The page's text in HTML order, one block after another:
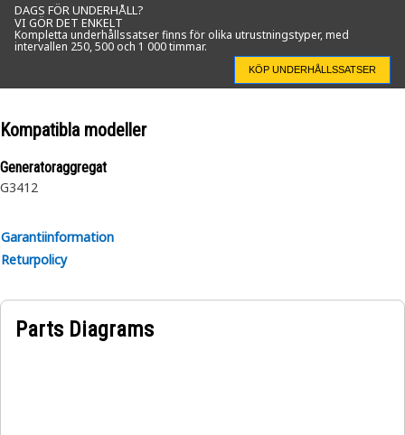
DAGS FÖR UNDERHÅLL?
VI GÖR DET ENKELT
Kompletta underhållssatser finns för olika utrustningstyper, med
intervallen 250, 500 och 1 000 timmar.
KÖP UNDERHÅLLSSATSER
Kompatibla modeller
Generatoraggregat
G3412
Garantiinformation
Returpolicy
Parts Diagrams